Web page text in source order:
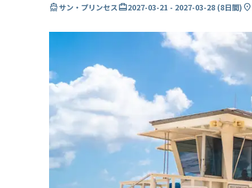
directions_boatサン・プリンセスcard_travel2027-03-21 - 2027-03-28 (8日間) location_on